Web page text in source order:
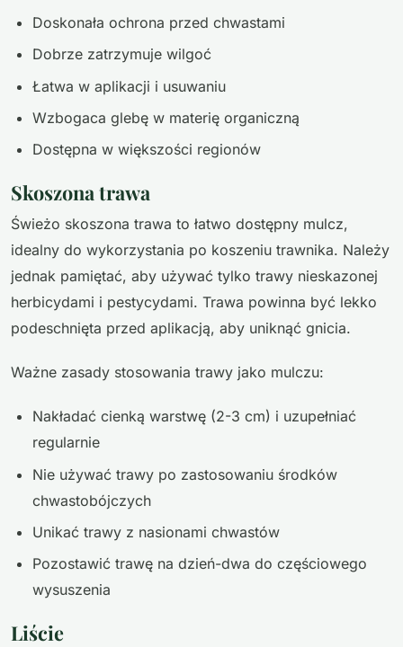
Doskonała ochrona przed chwastami
Dobrze zatrzymuje wilgoć
Łatwa w aplikacji i usuwaniu
Wzbogaca glebę w materię organiczną
Dostępna w większości regionów
Skoszona trawa
Świeżo skoszona trawa to łatwo dostępny mulcz,
idealny do wykorzystania po koszeniu trawnika. Należy
jednak pamiętać, aby używać tylko trawy nieskazonej
herbicydami i pestycydami. Trawa powinna być lekko
podeschnięta przed aplikacją, aby uniknąć gnicia.
Ważne zasady stosowania trawy jako mulczu:
Nakładać cienką warstwę (2-3 cm) i uzupełniać
regularnie
Nie używać trawy po zastosowaniu środków
chwastobójczych
Unikać trawy z nasionami chwastów
Pozostawić trawę na dzień-dwa do częściowego
wysuszenia
Liście